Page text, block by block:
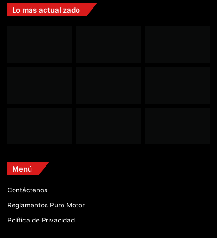
Lo más actualizado
Menú
Contáctenos
Reglamentos Puro Motor
Política de Privacidad